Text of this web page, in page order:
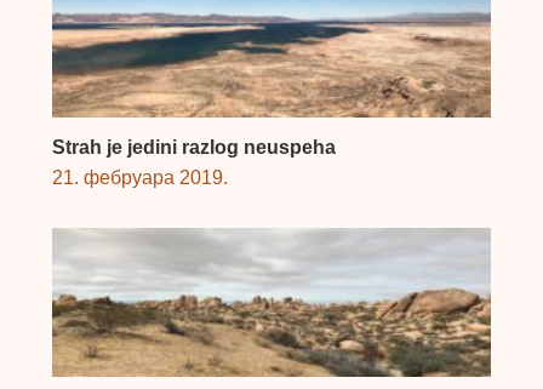
Strah je jedini razlog neuspeha
21. фебруара 2019.